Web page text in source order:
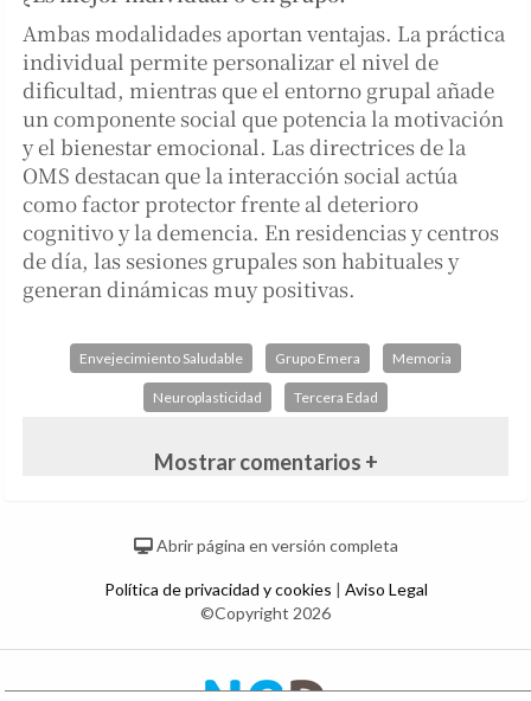
Ambas modalidades aportan ventajas. La práctica
individual permite personalizar el nivel de
dificultad, mientras que el entorno grupal añade
un componente social que potencia la motivación
y el bienestar emocional. Las directrices de la
OMS destacan que la interacción social actúa
como factor protector frente al deterioro
cognitivo y la demencia. En residencias y centros
de día, las sesiones grupales son habituales y
generan dinámicas muy positivas.
Envejecimiento Saludable Grupo Emera Memoria
Neuroplasticidad Tercera Edad
Mostrar comentarios +
Abrir página en versión completa
Política de privacidad y cookies | Aviso Legal
©Copyright 2026